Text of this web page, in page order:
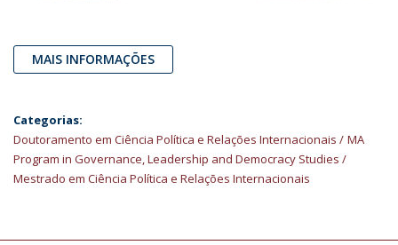
MAIS INFORMAÇÕES
Categorias:
Doutoramento em Ciência Política e Relações Internacionais
MA
Program in Governance, Leadership and Democracy Studies
Mestrado em Ciência Política e Relações Internacionais